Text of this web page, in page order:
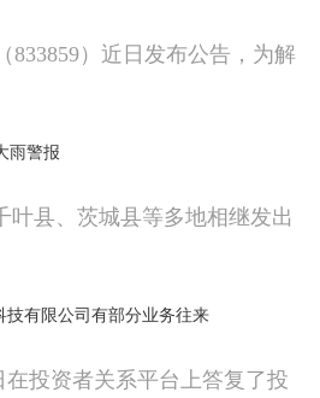
833859）近日发布公告，为解
雨警报
叶县、茨城县等多地相继发出
有限公司有部分业务往来
在投资者关系平台上答复了投